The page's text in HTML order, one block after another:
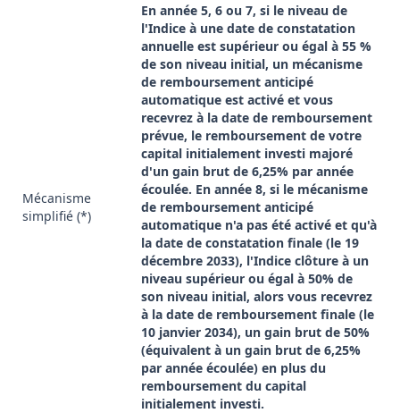
Mécanisme
simplifié (*)
En année 5, 6 ou 7, si le niveau de
l'Indice à une date de constatation
annuelle est supérieur ou égal à 55 %
de son niveau initial, un mécanisme
de remboursement anticipé
automatique est activé et vous
recevrez à la date de remboursement
prévue, le remboursement de votre
capital initialement investi majoré
d'un gain brut de 6,25% par année
écoulée. En année 8, si le mécanisme
de remboursement anticipé
automatique n'a pas été activé et qu'à
la date de constatation finale (le 19
décembre 2033), l'Indice clôture à un
niveau supérieur ou égal à 50% de
son niveau initial, alors vous recevrez
à la date de remboursement finale (le
10 janvier 2034), un gain brut de 50%
(équivalent à un gain brut de 6,25%
par année écoulée) en plus du
remboursement du capital
initialement investi.